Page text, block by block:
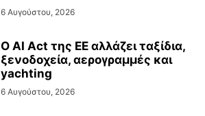
6 Αυγούστου, 2026
Ο AI Act της ΕΕ αλλάζει ταξίδια,
ξενοδοχεία, αερογραμμές και
yachting
6 Αυγούστου, 2026